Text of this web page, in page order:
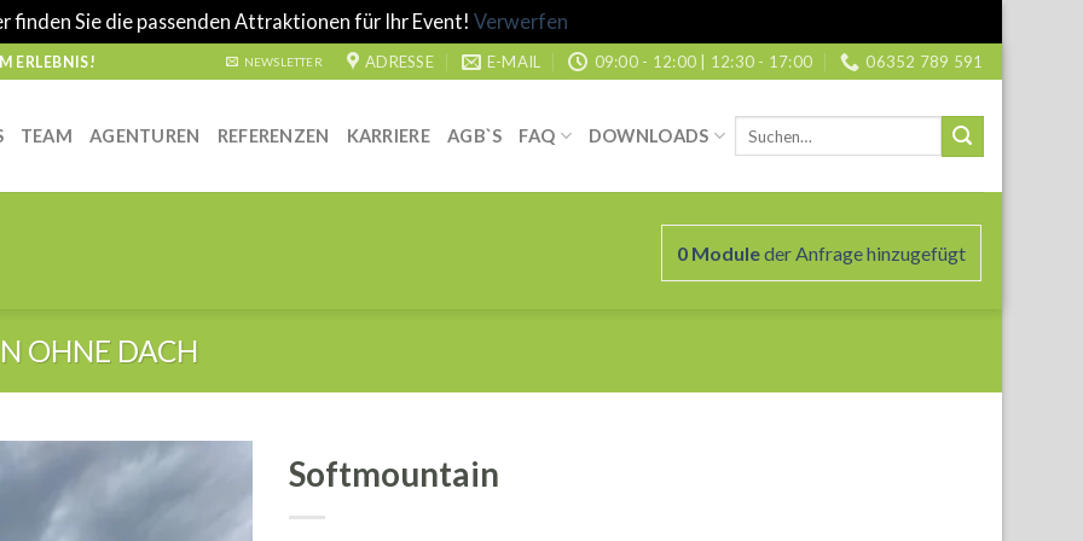
finden Sie die passenden Attraktionen für Ihr Event! Verwerfen
ERLEBNIS! NEWSLETTER ADRESSE E-MAIL 09:00 - 12:00 | 12:30 - 17:00 06352 789 591
TEAM AGENTUREN REFERENZEN KARRIERE AGB`S FAQ DOWNLOADS
nach:
0Moduleder Anfrage hinzugefügt
OHNE DACH
Softmountain